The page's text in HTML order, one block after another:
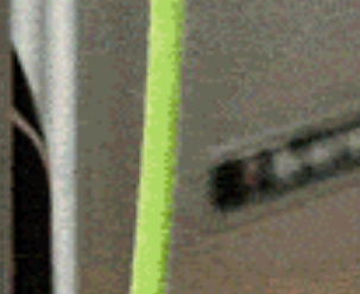
ARTICOLI RECENTI
Storico gemellaggio tra le due Ardara:
unisce Sardegna e Irlanda contro lo
spopolamento
8 Agosto 2026
Olbia, a fuoco due furgoni e un deposito